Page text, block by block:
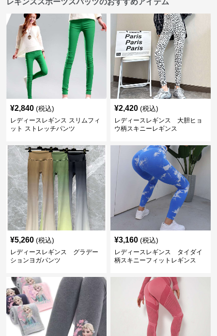
レギンススポーツスパッツのおすすめアイテム
¥2,840 (税込)
レディースレギンス スリムフィ
ット ストレッチパンツ
¥2,420 (税込)
レディースレギンス 大胆ヒョ
ウ柄スキニーレギンス
¥5,260 (税込)
レディースレギンス グラデー
ションヨガパンツ
¥3,160 (税込)
レディースレギンス タイダイ
柄スキニーフィットレギンス